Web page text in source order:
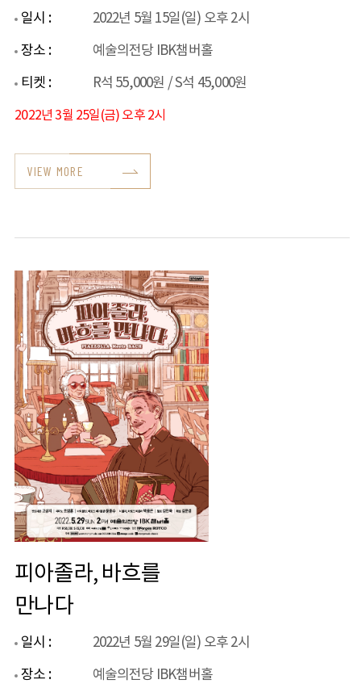
기행
일시 :
2022년 5월 15일(일) 오후 2시
장소 :
예술의전당 IBK챔버홀
티켓 :
R석 55,000원 / S석 45,000원
2022년 3월 25일(금) 오후 2시
VIEW MORE
피아졸라, 바흐를
만나다
일시 :
2022년 5월 29일(일) 오후 2시
장소 :
예술의전당 IBK챔버홀